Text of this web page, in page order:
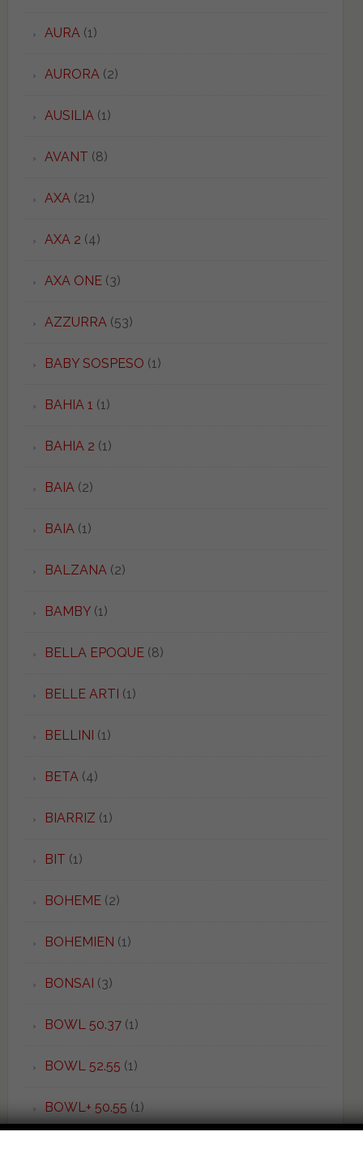
AURA(1)
AURORA(2)
AUSILIA(1)
AVANT (8)
AXA(21)
AXA 2 (4)
AXA ONE(3)
AZZURRA(53)
BABY SOSPESO (1)
BAHIA 1 (1)
BAHIA 2 (1)
BAIA(2)
BAIA(1)
BALZANA(2)
BAMBY(1)
BELLA EPOQUE(8)
BELLE ARTI (1)
BELLINI (1)
BETA(4)
BIARRIZ (1)
BIT (1)
BOHEME(2)
BOHEMIEN (1)
BONSAI (3)
BOWL 50.37(1)
BOWL 52.55 (1)
BOWL+ 50.55 (1)